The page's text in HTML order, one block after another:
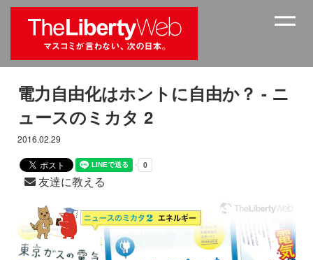
電力自由化はホントに自由か？ - ニ
ュースのミカタ 2
2016.02.29
友達に教える